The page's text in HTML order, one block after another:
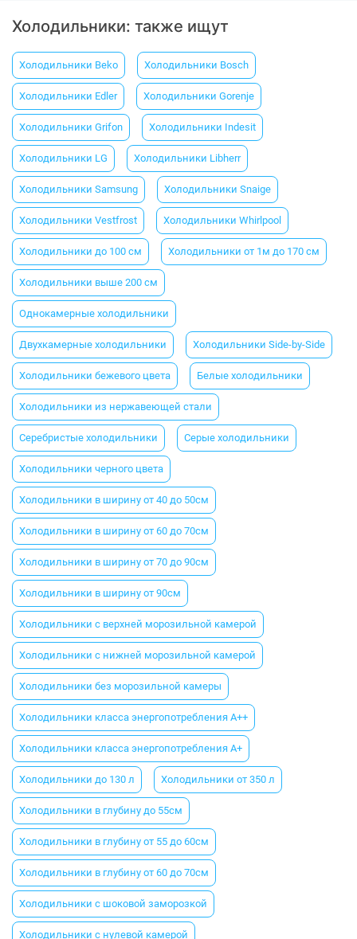
Холодильники: также ищут
Холодильники Beko Холодильники Вosch
Холодильники Еdler Холодильники Gorenje
Холодильники Grifon Холодильники Indesit
Холодильники LG Холодильники Libherr
Холодильники Samsung Холодильники Snaige
Холодильники Vestfrost Холодильники Whirlpool
Холодильники до 100 см Холодильники от 1м до 170 см
Холодильники выше 200 см
Однокамерные холодильники
Двухкамерные холодильники Холодильники Side-by-Side
Холодильники бежевого цвета Белые холодильники
Холодильники из нержавеющей стали
Серебристые холодильники Серые холодильники
Холодильники черного цвета
Холодильники в ширину от 40 до 50см
Холодильники в ширину от 60 до 70см
Холодильники в ширину от 70 до 90см
Холодильники в ширину от 90см
Холодильники с верхней морозильной камерой
Холодильники с нижней морозильной камерой
Холодильники без морозильной камеры
Холодильники класса энергопотребления A++
Холодильники класса энергопотребления A+
Холодильники до 130 л Холодильники от 350 л
Холодильники в глубину до 55см
Холодильники в глубину от 55 до 60см
Холодильники в глубину от 60 до 70см
Холодильники с шоковой заморозкой
Холодильники с нулевой камерой